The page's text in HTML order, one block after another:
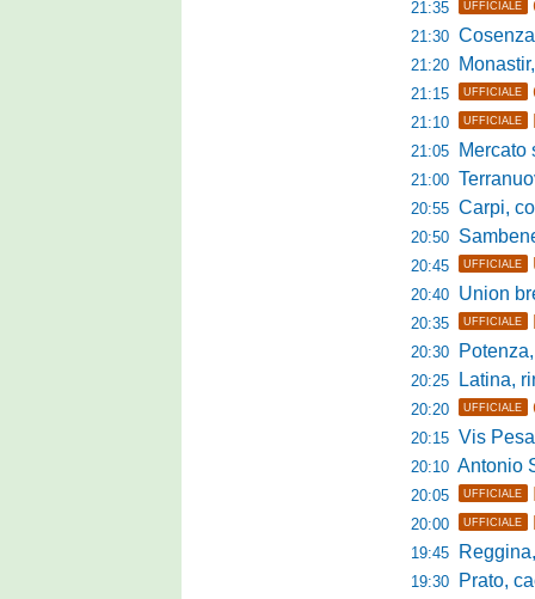
21:35 UFFICIALE
21:30 Cosenza,
21:20 Monastir,
21:15 UFFICIALE
21:10 UFFICIALE
21:05 Mercato
21:00 Terranuova
20:55 Carpi,
20:50
20:45 UFFICIALE
20:40 Union
20:35 UFFICIALE
20:30 Potenza,
20:25 Latina,
20:20 UFFICIALE
20:15 Vis Pesaro,
20:10 Antonio
20:05 UFFICIALE
20:00 UFFICIALE
19:45 Reggina,
19:30 Prato,